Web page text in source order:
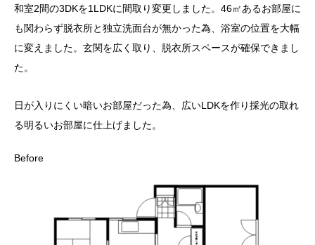
和室2間の3DKを1LDKに間取り変更しました。46㎡あるお部屋に
も関わらず脱衣所と独立洗面台が無かった為、浴室の位置を大幅
に変えました。玄関を広く取り、脱衣所スペースが確保できまし
た。
日が入りにくい暗いお部屋だった為、広いLDKを作り採光の取れ
る明るいお部屋に仕上げました。
Before